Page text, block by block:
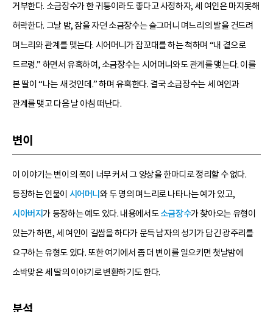
거부한다. 소금장수가 한 귀퉁이라도 좋다고 사정하자, 세 여인은 마지못해
허락한다. 그날 밤, 잠을 자던 소금장수는 슬그머니 며느리의 발을 건드려
며느리와 관계를 맺는다. 시어머니가 잠꼬대를 하는 척하며 “내 곁으로
드르렁.” 하면서 유혹하여, 소금장수는 시어머니와도 관계를 맺는다. 이를
본 딸이 “나는 새 것인데.” 하며 유혹한다. 결국 소금장수는 세 여인과
관계를 맺고 다음 날 아침 떠난다.
변이
이 이야기는 변이의 폭이 너무 커서 그 양상을 한마디로 정리할 수 없다.
등장하는 인물이 시어머니와 두 명의 며느리로 나타나는 예가 있고,
시아버지가 등장하는 예도 있다. 내용에서도소금장수가 찾아오는 유형이
있는가 하면, 세 여인이 길쌈을 하다가 문득 남자의 성기가 담긴 광주리를
요구하는 유형도 있다. 또한 여기에서 좀 더 변이를 일으키면 첫날밤에
소박맞은 세 딸의 이야기로 변환하기도 한다.
분석